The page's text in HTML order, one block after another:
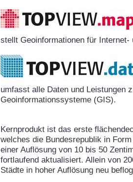
stellt Geoinformationen für Internet-
umfasst alle Daten und Leistungen
Geoinformationssysteme (GIS).
Kernprodukt ist das erste
welches die Bundesrepublik in
einer Auflösung von 10 bis 50
fortlaufend aktualisiert. Allein von
Städte in hoher Auflösung neu